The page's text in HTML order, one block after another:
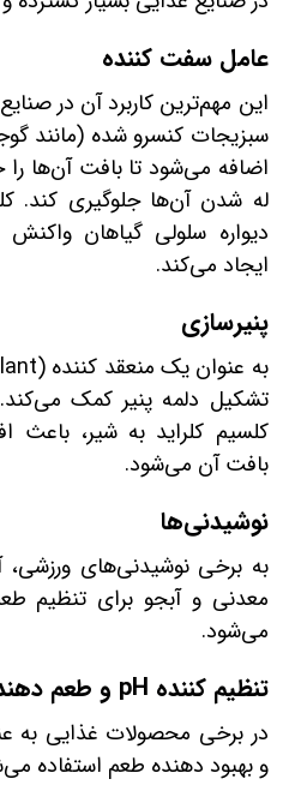
عامل سفت کننده
این مهم‌ترین کاربرد آن در
سبزیجات کنسرو شده (مانند
اضافه می‌شود تا بافت آن‌ها
له شدن آن‌ها جلوگیری کند.
دیواره سلولی گیاهان
ایجاد می‌کند.
پنیرسازی
تشکیل دلمه پنیر کمک
کلسیم کلراید به شیر، باعث
بافت آن می‌شود.
نوشیدنی‌ها
به برخی نوشیدنی‌های
معدنی و آبجو برای تنظیم
می‌شود.
تنظیم کننده pH و طعم دهنده
در برخی محصولات غذایی به
و بهبود دهنده طعم استفاده